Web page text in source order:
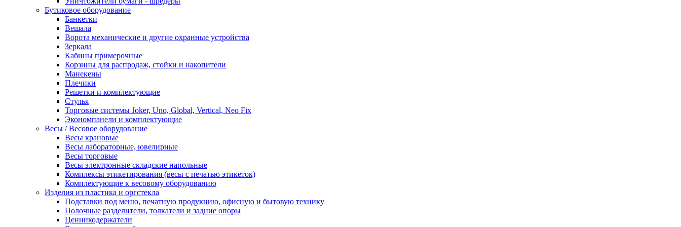
Бутиковое оборудование
Банкетки
Вешала
Ворота механические и другие охранные устройства
Зеркала
Кабины примерочные
Корзины для распродаж, стойки и накопители
Манекены
Плечики
Решетки и комплектующие
Стулья
Торговые системы Joker, Uno, Global, Vertical, Neo Fix
Экономпанели и комплектующие
Весы / Весовое оборудование
Весы крановые
Весы лабораторные, ювелирные
Весы торговые
Весы электронные складские напольные
Комплексы этикетирования (весы с печатью этикеток)
Комплектующие к весовому оборудованию
Изделия из пластика и оргстекла
Подставки под меню, печатную продукцию, офисную и бытовую технику
Полочные разделители, толкатели и задние опоры
Ценникодержатели